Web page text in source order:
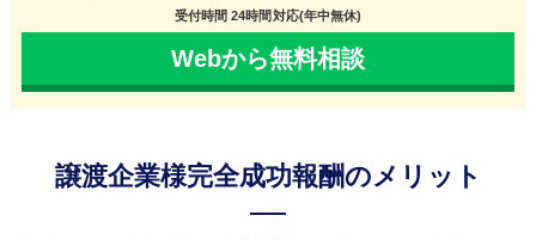
受付時間 24時間対応(年中無休)
Webから無料相談
譲渡企業様完全成功報酬のメリット